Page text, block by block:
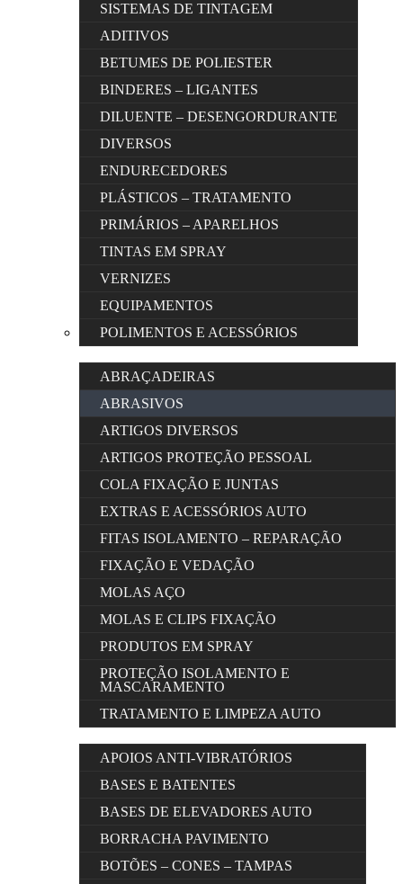
SISTEMAS DE TINTAGEM
ADITIVOS
BETUMES DE POLIESTER
BINDERES – LIGANTES
DILUENTE – DESENGORDURANTE
DIVERSOS
ENDURECEDORES
PLÁSTICOS – TRATAMENTO
PRIMÁRIOS – APARELHOS
TINTAS EM SPRAY
VERNIZES
EQUIPAMENTOS
POLIMENTOS E ACESSÓRIOS
ABRAÇADEIRAS
ABRASIVOS
ARTIGOS DIVERSOS
ARTIGOS PROTEÇÃO PESSOAL
COLA FIXAÇÃO E JUNTAS
EXTRAS E ACESSÓRIOS AUTO
FITAS ISOLAMENTO – REPARAÇÃO
FIXAÇÃO E VEDAÇÃO
MOLAS AÇO
MOLAS E CLIPS FIXAÇÃO
PRODUTOS EM SPRAY
PROTEÇÃO ISOLAMENTO E
MASCARAMENTO
TRATAMENTO E LIMPEZA AUTO
APOIOS ANTI-VIBRATÓRIOS
BASES E BATENTES
BASES DE ELEVADORES AUTO
BORRACHA PAVIMENTO
BOTÕES – CONES – TAMPAS